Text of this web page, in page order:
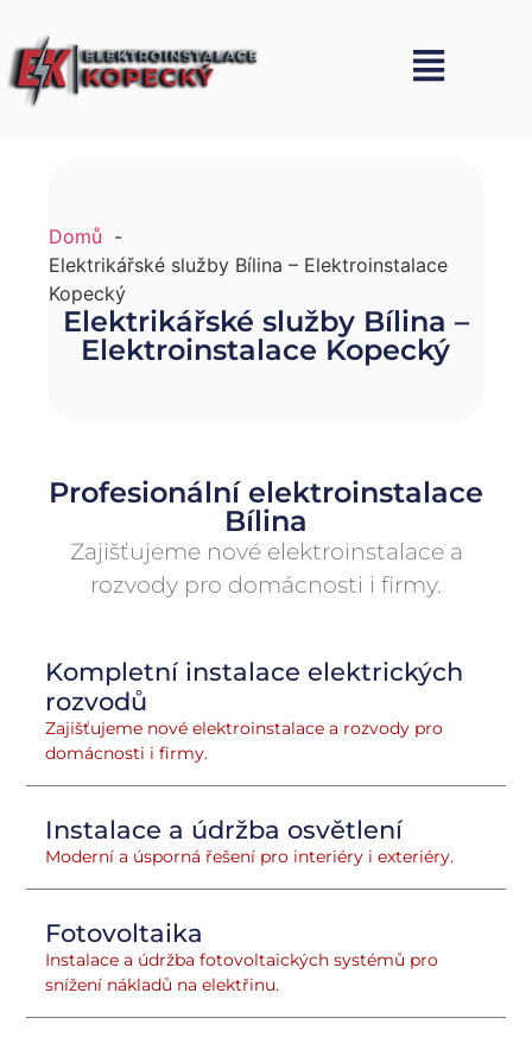
Domů
Elektrikářské služby Bílina – Elektroinstalace
Kopecký
Elektrikářské služby Bílina –
Elektroinstalace Kopecký
Profesionální elektroinstalace
Bílina
Zajišťujeme nové elektroinstalace a
rozvody pro domácnosti i firmy.
Kompletní instalace elektrických
rozvodů
Zajišťujeme nové elektroinstalace a rozvody pro
domácnosti i firmy.
Instalace a údržba osvětlení
Moderní a úsporná řešení pro interiéry i exteriéry.
Fotovoltaika
Instalace a údržba fotovoltaických systémů pro
snížení nákladů na elektřinu.